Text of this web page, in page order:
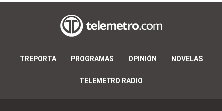
TREPORTA PROGRAMAS OPINIÓN NOVELAS
TELEMETRO RADIO